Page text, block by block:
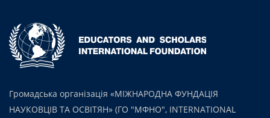
Громадська організація «МІЖНАРОДНА ФУНДАЦІЯ
НАУКОВЦІВ ТА ОСВІТЯН» (ГО "МФНО", INTERNATIONAL